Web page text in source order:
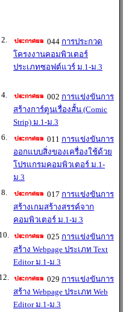
2. 044 การประกวด
โครงงานคอมพิวเตอร์
ประเภทซอฟต์แวร์ ม.1-ม.3
4. 002 การแข่งขันการ
สร้างการ์ตูนเรื่องสั้น (Comic
Strip) ม.1-ม.3
6. 011 การแข่งขันการ
ออกแบบสิ่งของเครื่องใช้ด้วย
โปรแกรมคอมพิวเตอร์ ม.1-
ม.3
8. 017 การแข่งขันการ
สร้างเกมสร้างสรรค์จาก
คอมพิวเตอร์ ม.1-ม.3
10. 025 การแข่งขันการ
สร้าง Webpage ประเภท Text
Editor ม.1-ม.3
12. 029 การแข่งขันการ
สร้าง Webpage ประเภท Web
Editor ม.1-ม.3